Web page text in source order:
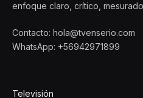
enfoque claro, crítico,
Contacto: hola@tvenserio.com
WhatsApp: +56942971899
Televisión